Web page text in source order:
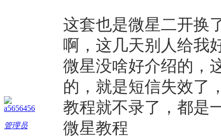
a5656456
管理员
这套也是微星二开换
啊，这几天别人给我
微星没啥好介绍的，
的，就是短信失效了
教程就不录了，都是
微星教程